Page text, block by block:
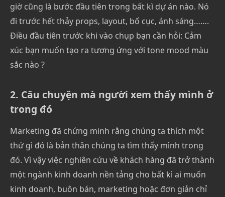
giờ cũng là bước đầu tiên trong bất kì dự án nào. Nó
đi trước hết thảy props, layout, bố cục, ánh sáng…….
Điều đầu tiên trước khi vào chụp bạn cần hỏi: Cảm
xúc bạn muốn tạo ra tương ứng với tone mood màu
sắc nào ?
2. Câu chuyện mà người xem thấy mình ở
trong đó
Marketing đã chứng minh rằng chúng ta thích một
thứ gì đó là bản thân chúng ta tìm thấy mình trong
đó. Vì vậy việc nghiên cứu về khách hàng đã trở thành
một ngành kinh doanh nền tảng cho bất kì ai muốn
kinh doanh, buôn bán, marketing hoặc đơn giản chỉ